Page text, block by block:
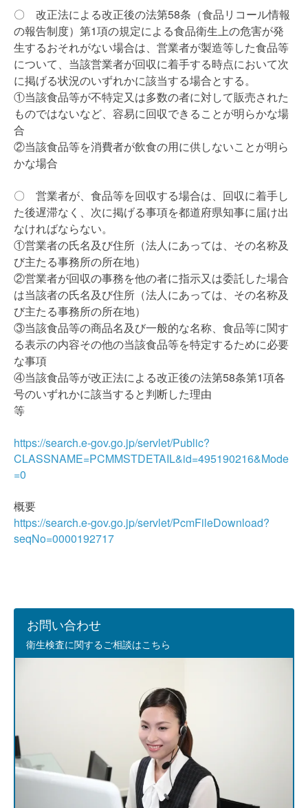
〇 改正法による改正後の法第58条（食品リコール情報
の報告制度）第1項の規定による食品衛生上の危害が発
生するおそれがない場合は、営業者が製造等した食品等
について、当該営業者が回収に着手する時点において次
に掲げる状況のいずれかに該当する場合とする。
①当該食品等が不特定又は多数の者に対して販売された
ものではないなど、容易に回収できることが明らかな場
合
②当該食品等を消費者が飲食の用に供しないことが明ら
かな場合
〇 営業者が、食品等を回収する場合は、回収に着手し
た後遅滞なく、次に掲げる事項を都道府県知事に届け出
なければならない。
①営業者の氏名及び住所（法人にあっては、その名称及
び主たる事務所の所在地）
②営業者が回収の事務を他の者に指示又は委託した場合
は当該者の氏名及び住所（法人にあっては、その名称及
び主たる事務所の所在地）
③当該食品等の商品名及び一般的な名称、食品等に関す
る表示の内容その他の当該食品等を特定するために必要
な事項
④当該食品等が改正法による改正後の法第58条第1項各
号のいずれかに該当すると判断した理由
等
https://search.e-gov.go.jp/servlet/Public?
CLASSNAME=PCMMSTDETAIL&id=495190216&Mode
=0
概要
https://search.e-gov.go.jp/servlet/PcmFileDownload?
seqNo=0000192717
お問い合わせ
衛生検査に関するご相談はこちら